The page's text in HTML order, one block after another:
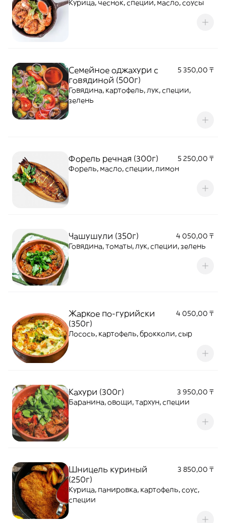
Курица, чеснок, специи, масло, соусы
Семейное оджахури с
говядиной (500г)
5 350,00 ₸
Говядина, картофель, лук, специи,
зелень
Форель речная (300г)
5 250,00 ₸
Форель, масло, специи, лимон
Чашушули (350г)
4 050,00 ₸
Говядина, томаты, лук, специи, зелень
Жаркое по-гурийски
(350г)
4 050,00 ₸
Лосось, картофель, брокколи, сыр
Кахури (300г)
3 950,00 ₸
Баранина, овощи, тархун, специи
Шницель куриный
(250г)
3 850,00 ₸
Курица, панировка, картофель, соус,
специи